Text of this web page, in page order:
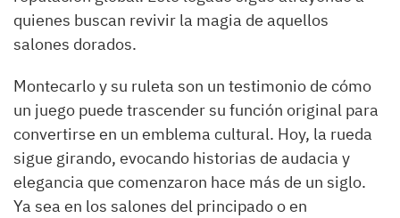
quienes buscan revivir la magia de aquellos
salones dorados.
Montecarlo y su ruleta son un testimonio de cómo
un juego puede trascender su función original para
convertirse en un emblema cultural. Hoy, la rueda
sigue girando, evocando historias de audacia y
elegancia que comenzaron hace más de un siglo.
Ya sea en los salones del principado o en